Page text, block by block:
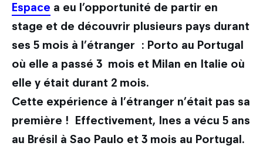
Espace a eu l’opportunité de partir en
stage et de découvrir plusieurs pays durant
ses 5 mois à l’étranger : Porto au Portugal
où elle a passé 3 mois et Milan en Italie où
elle y était durant 2 mois.
Cette expérience à l’étranger n’était pas sa
première ! Effectivement, Ines a vécu 5 ans
au Brésil à Sao Paulo et 3 mois au Portugal.